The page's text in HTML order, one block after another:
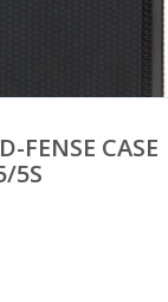
FENSE CASE
5S